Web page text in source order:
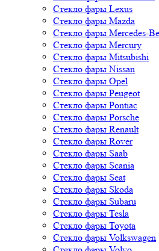
Стекло фары Mazda
Стекло фары Mercedes-Benz
Стекло фары Mercury
Стекло фары Mitsubishi
Стекло фары Nissan
Стекло фары Opel
Стекло фары Peugeot
Стекло фары Pontiac
Стекло фары Porsche
Стекло фары Renault
Стекло фары Rover
Стекло фары Saab
Стекло фары Scania
Стекло фары Seat
Стекло фары Skoda
Стекло фары Subaru
Стекло фары Tesla
Стекло фары Toyota
Стекло фары Volkswagen
Стекло фары Volvo
Корпуса фар